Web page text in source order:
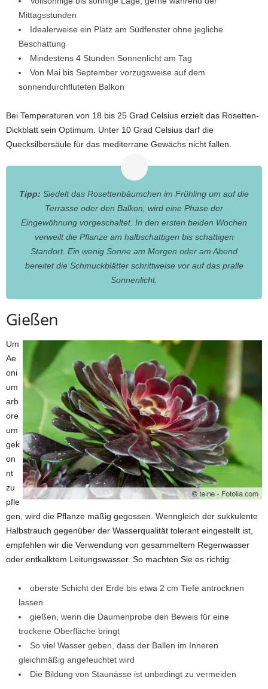
Mittagsstunden
Idealerweise ein Platz am Südfenster ohne jegliche
Beschattung
Mindestens 4 Stunden Sonnenlicht am Tag
Von Mai bis September vorzugsweise auf dem
sonnendurchfluteten Balkon
Bei Temperaturen von 18 bis 25 Grad Celsius erzielt das Rosetten-
Dickblatt sein Optimum. Unter 10 Grad Celsius darf die
Quecksilbersäule für das mediterrane Gewächs nicht fallen.
Tipp: Siedelt das Rosettenbäumchen im Frühling um auf die
Terrasse oder den Balkon, wird eine Phase der
Eingewöhnung vorgeschaltet. In den ersten beiden Wochen
verweilt die Pflanze am halbschattigen bis schattigen
Standort. Ein wenig Sonne am Morgen oder am Abend
bereitet die Schmuckblätter schrittweise vor auf das pralle
Sonnenlicht.
Gießen
Um
Ae
oni
um
arb
ore
um
gek
on
nt
zu
pfle
gen, wird die Pflanze mäßig gegossen. Wenngleich der sukkulente
Halbstrauch gegenüber der Wasserqualität tolerant eingestellt ist,
empfehlen wir die Verwendung von gesammeltem Regenwasser
oder entkalktem Leitungswasser. So machten Sie es richtig:
oberste Schicht der Erde bis etwa 2 cm Tiefe antrocknen
lassen
gießen, wenn die Daumenprobe den Beweis für eine
trockene Oberfläche bringt
So viel Wasser geben, dass der Ballen im Inneren
gleichmäßig angefeuchtet wird
Die Bildung von Staunässe ist unbedingt zu vermeiden